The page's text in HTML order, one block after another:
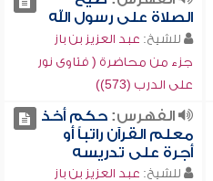
الصلاة على رسول الله
للشيخ: عبد العزيز بن باز
جزء من محاضرة ( فتاوى نور
على الدرب (573))
الفهرس:حكم أخذ
معلم القرآن راتباً أو
أجرة على تدريسه
للشيخ: عبد العزيز بن باز